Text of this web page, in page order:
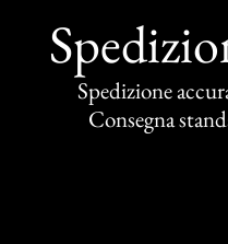
Spedizione
Consegna